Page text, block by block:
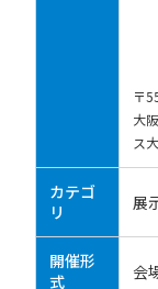
〒
大
ス
カテゴ
リ
展
開催形
式
会